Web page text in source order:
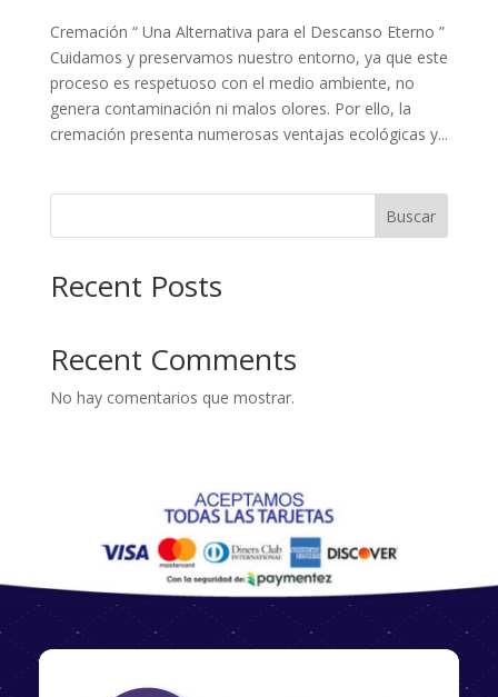
Cremación “ Una Alternativa para el Descanso Eterno ”
Cuidamos y preservamos nuestro entorno, ya que este
proceso es respetuoso con el medio ambiente, no
genera contaminación ni malos olores. Por ello, la
cremación presenta numerosas ventajas ecológicas y...
Buscar
Recent Posts
Recent Comments
No hay comentarios que mostrar.